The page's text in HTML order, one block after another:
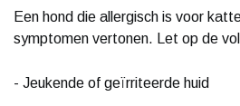
Een hond die allergisch is voor
symptomen vertonen. Let op de
- Jeukende of geïrriteerde huid